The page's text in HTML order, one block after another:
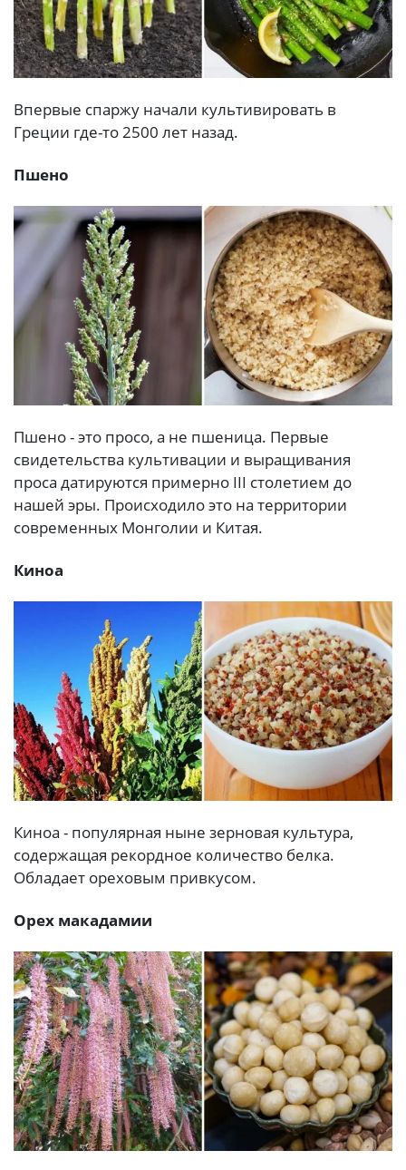
Впервые спаржу начали культивировать в
Греции где-то 2500 лет назад.
Пшено
Пшено - это просо, а не пшеница. Первые
свидетельства культивации и выращивания
проса датируются примерно III столетием до
нашей эры. Происходило это на территории
современных Монголии и Китая.
Киноа
Киноа - популярная ныне зерновая культура,
содержащая рекордное количество белка.
Обладает ореховым привкусом.
Орех макадамии